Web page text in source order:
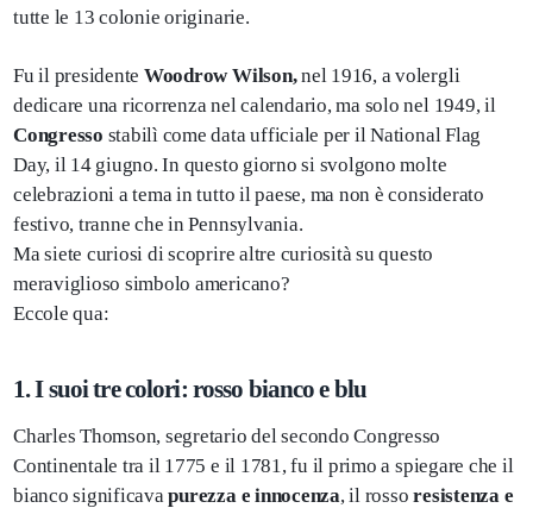
tutte le 13 colonie originarie.
Fu il presidente Woodrow Wilson,nel 1916, a volergli
dedicare una ricorrenza nel calendario, ma solo nel 1949, il
Congresso stabilì come data ufficiale per il National Flag
Day, il 14 giugno. In questo giorno si svolgono molte
celebrazioni a tema in tutto il paese, ma non è considerato
festivo, tranne che in Pennsylvania.
Ma siete curiosi di scoprire altre curiosità su questo
meraviglioso simbolo americano?
Eccole qua:
1. I suoi tre colori: rosso bianco e blu
Charles Thomson, segretario del secondo Congresso
Continentale tra il 1775 e il 1781, fu il primo a spiegare che il
bianco significavapurezza e innocenza, il rossoresistenza e